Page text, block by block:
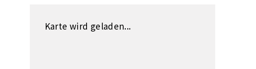
Karte wird geladen...